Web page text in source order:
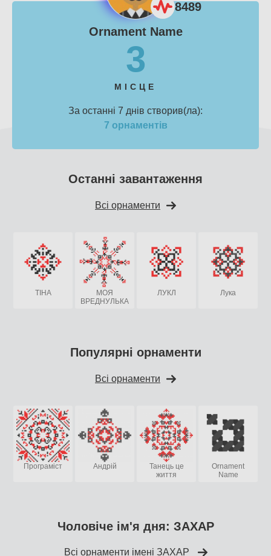
8489
Ornament Name
3
МІСЦЕ
За останні 7 днів створив(ла):
7 орнаментів
Останні завантаження
Всі орнаменти
ТІНА
МОЯ
ВРЕДНУЛЬКА
ЛУКЛ Лука
Популярні орнаменти
Всі орнаменти
Програміст Андрій
Танець це
життя
Ornament
Name
Чоловіче ім'я дня: ЗАХАР
Всі орнаменти імені ЗАХАР